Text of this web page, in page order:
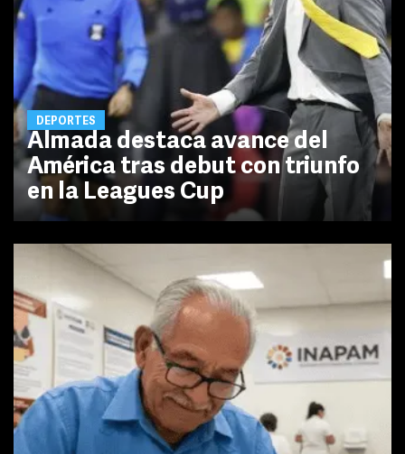
DEPORTES
Almada destaca avance del
América tras debut con triunfo
en la Leagues Cup